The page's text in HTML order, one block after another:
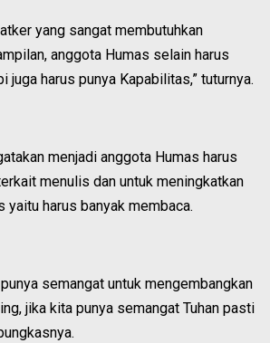
yang sangat membutuhkan
anggota Humas selain harus
juga harus punya Kapabilitas,” tuturnya.
menjadi anggota Humas harus
menulis dan untuk meningkatkan
yaitu harus banyak membaca.
semangat untuk mengembangkan
jika kita punya semangat Tuhan pasti